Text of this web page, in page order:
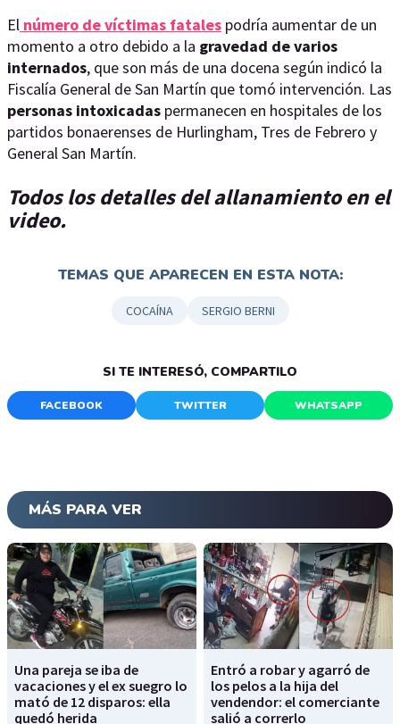
El número de víctimas fatales podría aumentar de un
momento a otro debido a la gravedad de varios
internados, que son más de una docena según indicó la
Fiscalía General de San Martín que tomó intervención. Las
personas intoxicadas permanecen en hospitales de los
partidos bonaerenses de Hurlingham, Tres de Febrero y
General San Martín.
Todos los detalles del allanamiento en el
video.
TEMAS QUE APARECEN EN ESTA NOTA:
COCAÍNA SERGIO BERNI
SI TE INTERESÓ, COMPARTILO
FACEBOOK TWITTER WHATSAPP
MÁS PARA VER
Una pareja se iba de
vacaciones y el ex suegro lo
mató de 12 disparos: ella
quedó herida
Entró a robar y agarró de
los pelos a la hija del
vendendor: el comerciante
salió a correrlo